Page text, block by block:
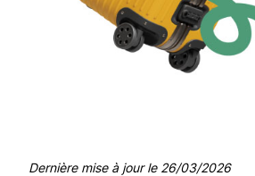
Dernière mise à jour le 26/03/2026